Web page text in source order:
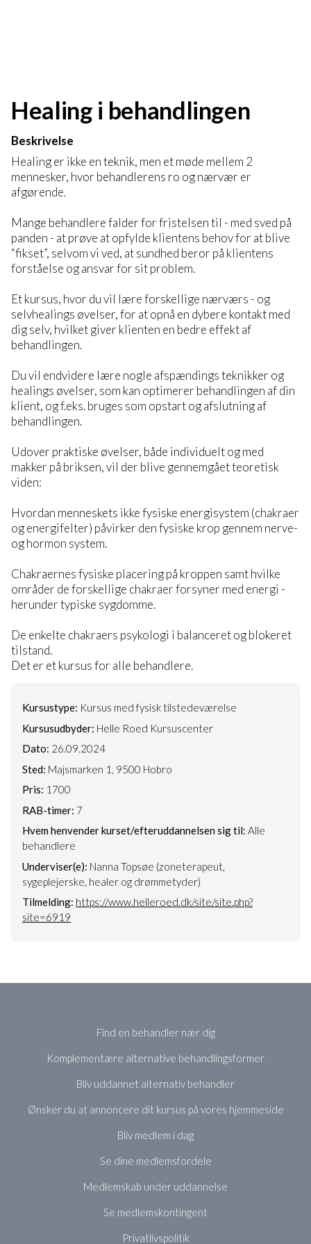
Healing i behandlingen
Beskrivelse
Healing er ikke en teknik, men et møde mellem 2
mennesker, hvor behandlerens ro og nærvær er
afgørende.
Mange behandlere falder for fristelsen til - med sved på
panden - at prøve at opfylde klientens behov for at blive
“fikset”, selvom vi ved, at sundhed beror på klientens
forståelse og ansvar for sit problem.
Et kursus, hvor du vil lære forskellige nærværs - og
selvhealings øvelser, for at opnå en dybere kontakt med
dig selv, hvilket giver klienten en bedre effekt af
behandlingen.
Du vil endvidere lære nogle afspændings teknikker og
healings øvelser, som kan optimerer behandlingen af din
klient, og f.eks. bruges som opstart og afslutning af
behandlingen.
Udover praktiske øvelser, både individuelt og med
makker på briksen, vil der blive gennemgået teoretisk
viden:
Hvordan menneskets ikke fysiske energisystem (chakraer
og energifelter) påvirker den fysiske krop gennem nerve-
og hormon system.
Chakraernes fysiske placering på kroppen samt hvilke
områder de forskellige chakraer forsyner med energi -
herunder typiske sygdomme.
De enkelte chakraers psykologi i balanceret og blokeret
tilstand.
Det er et kursus for alle behandlere.
Kursustype: Kursus med fysisk tilstedeværelse
Kursusudbyder: Helle Roed Kursuscenter
Dato: 26.09.2024
Sted: Majsmarken 1, 9500 Hobro
Pris: 1700
RAB-timer: 7
Hvem henvender kurset/efteruddannelsen sig til: Alle
behandlere
Underviser(e): Nanna Topsøe (zoneterapeut,
sygeplejerske, healer og drømmetyder)
Tilmelding: https://www.helleroed.dk/site/site.php?
site=6919
Find en behandler nær dig
Komplementære alternative behandlingsformer
Bliv uddannet alternativ behandler
Ønsker du at annoncere dit kursus på vores hjemmeside
Bliv medlem i dag
Se dine medlemsfordele
Medlemskab under uddannelse
Se medlemskontingent
Privatlivspolitik